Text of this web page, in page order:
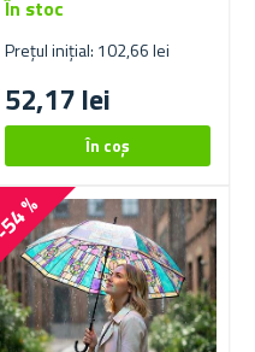
Prețul inițial: 102,66 lei
52,17 lei
În stoc
-54 %